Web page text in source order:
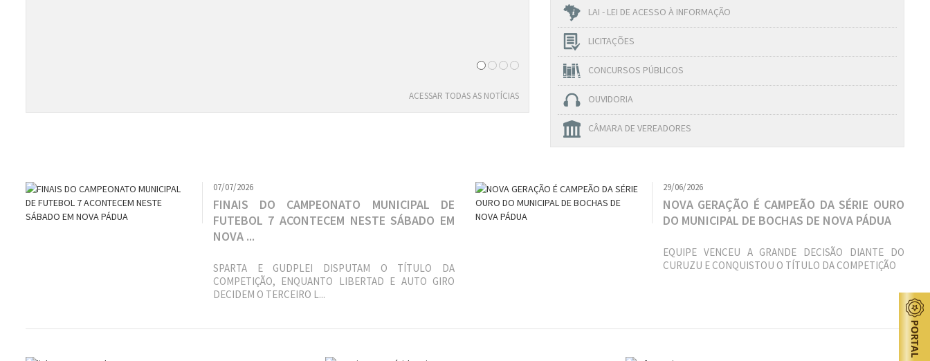
ACESSAR TODAS AS NOTÍCIAS
LAI - LEI DE ACESSO À INFORMAÇÃO
LICITAÇÕES
CONCURSOS PÚBLICOS
OUVIDORIA
CÂMARA DE VEREADORES
07/07/2026
FINAIS DO CAMPEONATO MUNICIPAL DE
FUTEBOL 7 ACONTECEM NESTE SÁBADO EM
NOVA ...
SPARTA E GUDPLEI DISPUTAM O TÍTULO DA
COMPETIÇÃO, ENQUANTO LIBERTAD E AUTO GIRO
DECIDEM O TERCEIRO L...
29/06/2026
NOVA GERAÇÃO É CAMPEÃO DA SÉRIE OURO
DO MUNICIPAL DE BOCHAS DE NOVA PÁDUA
EQUIPE VENCEU A GRANDE DECISÃO DIANTE DO
CURUZU E CONQUISTOU O TÍTULO DA COMPETIÇÃO